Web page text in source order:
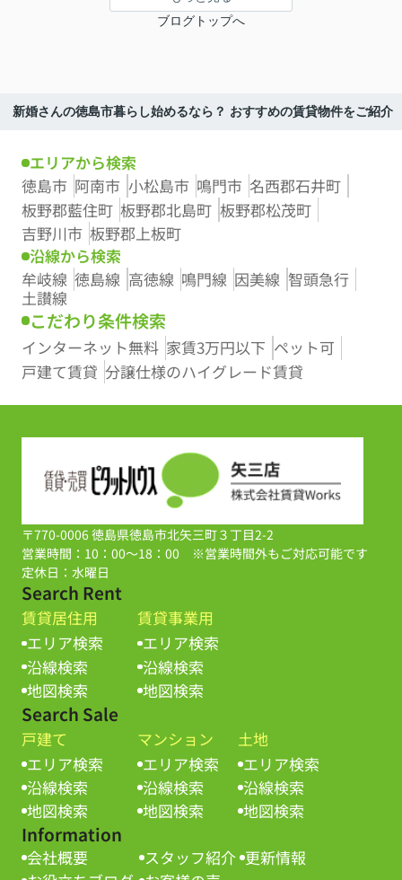
ブログトップへ
新婚さんの徳島市暮らし始めるなら？ おすすめの賃貸物件をご紹介
エリアから検索
徳島市 阿南市 小松島市 鳴門市 名西郡石井町
板野郡藍住町 板野郡北島町 板野郡松茂町
吉野川市 板野郡上板町
沿線から検索
牟岐線 徳島線 高徳線 鳴門線 因美線 智頭急行
土讃線
こだわり条件検索
インターネット無料 家賃3万円以下 ペット可
戸建て賃貸 分譲仕様のハイグレード賃貸
〒770-0006 徳島県徳島市北矢三町３丁目2-2
営業時間：10：00～18：00 ※営業時間外もご対応可能です
定休日：水曜日
Search Rent
賃貸居住用
エリア検索
沿線検索
地図検索
賃貸事業用
エリア検索
沿線検索
地図検索
Search Sale
戸建て
エリア検索
沿線検索
地図検索
マンション
エリア検索
沿線検索
地図検索
土地
エリア検索
沿線検索
地図検索
Information
会社概要 スタッフ紹介 更新情報